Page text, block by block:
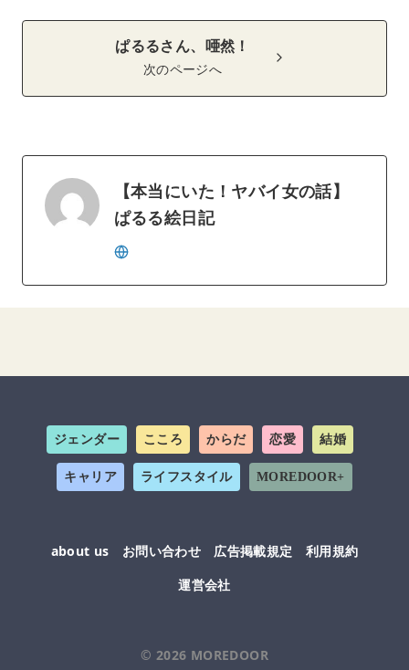
ぱるるさん、唖然！
次のページへ
【本当にいた！ヤバイ女の話】
ぱるる絵日記
ジェンダー こころ からだ 恋愛 結婚
キャリア ライフスタイル MOREDOOR+
about us お問い合わせ 広告掲載規定
利用規約
運営会社
© 2026 MOREDOOR